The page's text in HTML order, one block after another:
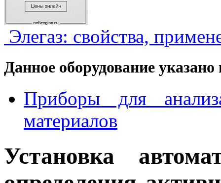
Элегаз: свойства,
Данное оборудование
Приборы для
материалов
Установка